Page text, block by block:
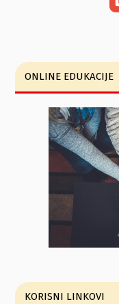
ONLINE EDUKACIJE
KORISNI LINKOVI